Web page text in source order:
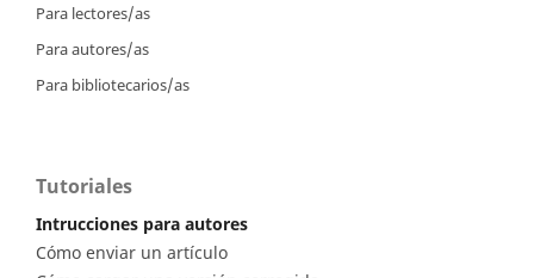
Para lectores/as
Para autores/as
Para bibliotecarios/as
Tutoriales
Intrucciones para autores
Cómo enviar un artículo